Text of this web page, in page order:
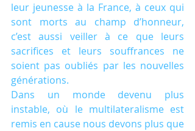
leur jeunesse à la France, à ceux qui
sont morts au champ d’honneur,
c’est aussi veiller à ce que leurs
sacrifices et leurs souffrances ne
soient pas oubliés par les nouvelles
générations.
Dans un monde devenu plus
instable, où le multilateralisme est
remis en cause nous devons plus que